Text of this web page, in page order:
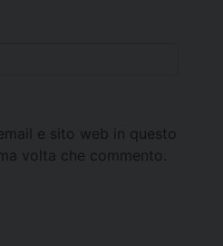
e sito web in questo
volta che commento.